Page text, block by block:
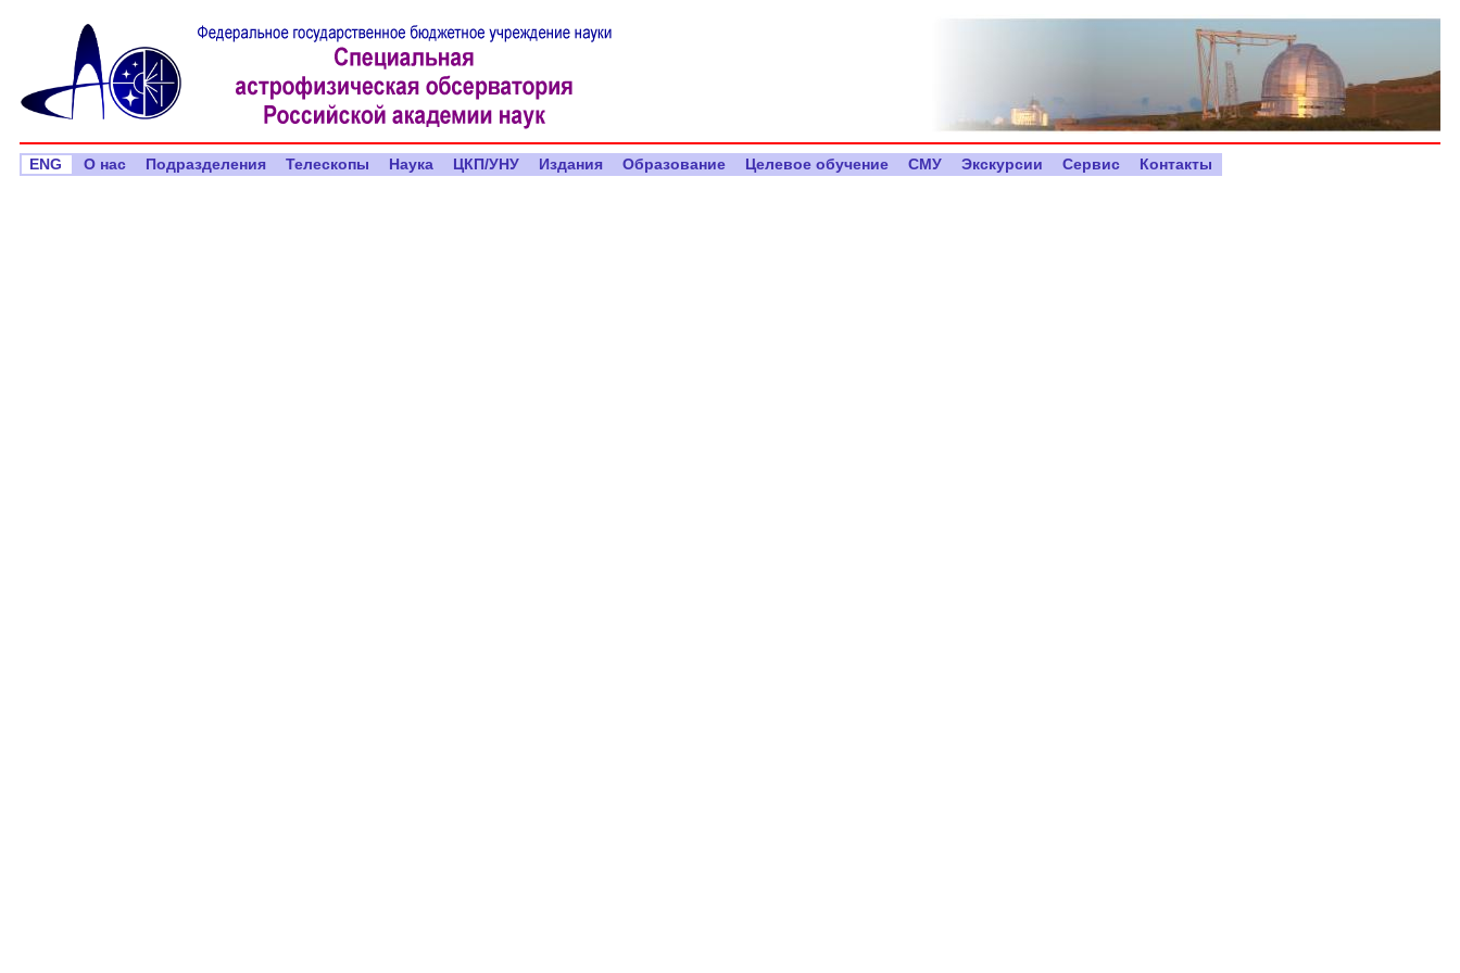
ENG О нас Подразделения Телескопы Наука ЦКП/УНУ Издания Образование Целевое обучение СМУ Экскурсии Сервис Контакты